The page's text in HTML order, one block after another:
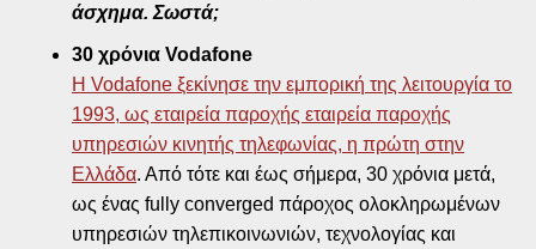
άσχημα. Σωστά;
30 χρόνια Vodafone
H Vodafone ξεκίνησε την εμπορική της λειτουργία το
1993, ως εταιρεία παροχής εταιρεία παροχής
υπηρεσιών κινητής τηλεφωνίας, η πρώτη στην
Ελλάδα. Από τότε και έως σήμερα, 30 χρόνια μετά,
ως ένας fully converged πάροχος ολοκληρωμένων
υπηρεσιών τηλεπικοινωνιών, τεχνολογίας και